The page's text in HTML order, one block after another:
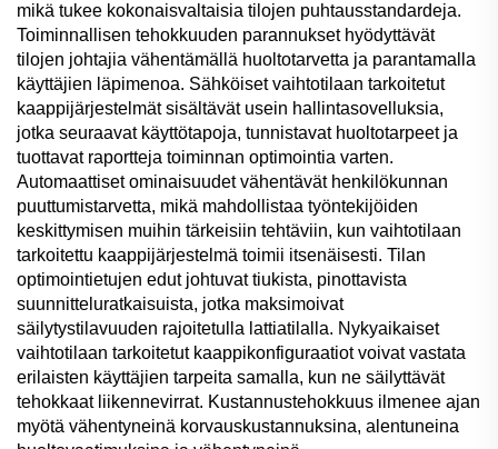
mikä tukee kokonaisvaltaisia tilojen puhtausstandardeja.
Toiminnallisen tehokkuuden parannukset hyödyttävät
tilojen johtajia vähentämällä huoltotarvetta ja parantamalla
käyttäjien läpimenoa. Sähköiset vaihtotilaan tarkoitetut
kaappijärjestelmät sisältävät usein hallintasovelluksia,
jotka seuraavat käyttötapoja, tunnistavat huoltotarpeet ja
tuottavat raportteja toiminnan optimointia varten.
Automaattiset ominaisuudet vähentävät henkilökunnan
puuttumistarvetta, mikä mahdollistaa työntekijöiden
keskittymisen muihin tärkeisiin tehtäviin, kun vaihtotilaan
tarkoitettu kaappijärjestelmä toimii itsenäisesti. Tilan
optimointietujen edut johtuvat tiukista, pinottavista
suunnitteluratkaisuista, jotka maksimoivat
säilytystilavuuden rajoitetulla lattiatilalla. Nykyaikaiset
vaihtotilaan tarkoitetut kaappikonfiguraatiot voivat vastata
erilaisten käyttäjien tarpeita samalla, kun ne säilyttävät
tehokkaat liikennevirrat. Kustannustehokkuus ilmenee ajan
myötä vähentyneinä korvauskustannuksina, alentuneina